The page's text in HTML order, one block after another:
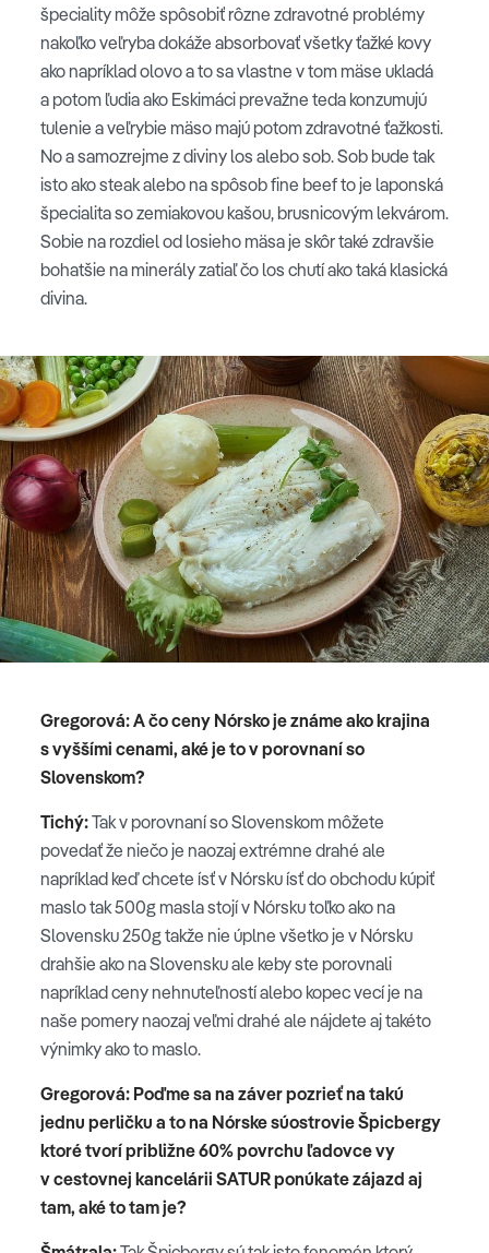
špeciality môže spôsobiť rôzne zdravotné problémy
nakoľko veľryba dokáže absorbovať všetky ťažké kovy
ako napríklad olovo a to sa vlastne v tom mäse ukladá
a potom ľudia ako Eskimáci prevažne teda konzumujú
tulenie a veľrybie mäso majú potom zdravotné ťažkosti.
No a samozrejme z diviny los alebo sob. Sob bude tak
isto ako steak alebo na spôsob fine beef to je laponská
špecialita so zemiakovou kašou, brusnicovým lekvárom.
Sobie na rozdiel od losieho mäsa je skôr také zdravšie
bohatšie na minerály zatiaľ čo los chutí ako taká klasická
divina.
Gregorová: A čo ceny Nórsko je známe ako krajina
s vyššími cenami, aké je to v porovnaní so
Slovenskom?
Tichý:Tak v porovnaní so Slovenskom môžete
povedať že niečo je naozaj extrémne drahé ale
napríklad keď chcete ísť v Nórsku ísť do obchodu kúpiť
maslo tak 500g masla stojí v Nórsku toľko ako na
Slovensku 250g takže nie úplne všetko je v Nórsku
drahšie ako na Slovensku ale keby ste porovnali
napríklad ceny nehnuteľností alebo kopec vecí je na
naše pomery naozaj veľmi drahé ale nájdete aj takéto
výnimky ako to maslo.
Gregorová: Poďme sa na záver pozrieť na takú
jednu perličku a to na Nórske súostrovie Špicbergy
ktoré tvorí približne 60% povrchu ľadovce vy
v cestovnej kancelárii SATUR ponúkate zájazd aj
tam, aké to tam je?